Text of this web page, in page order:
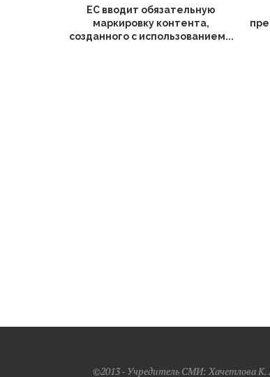
ЕС вводит обязательную
маркировку контента,
созданного с использованием...
©2013 - Учредитель СМИ: Xaчeтлoвa